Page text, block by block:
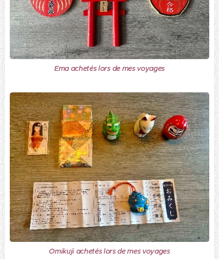
Ema achetés lors de mes voyages
Omikuji achetés lors de mes voyages